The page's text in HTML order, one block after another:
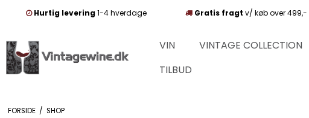
Hurtig levering1-4 hverdage Gratis fragt v/ køb over 499,-
VIN VINTAGE COLLECTION
TILBUD
FORSIDE / SHOP